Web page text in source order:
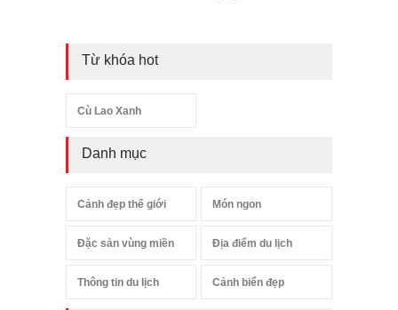
Từ khóa hot
Cù Lao Xanh
Danh mục
Cảnh đẹp thế giới Món ngon
Đặc sản vùng miền Địa điểm du lịch
Thông tin du lịch Cảnh biển đẹp